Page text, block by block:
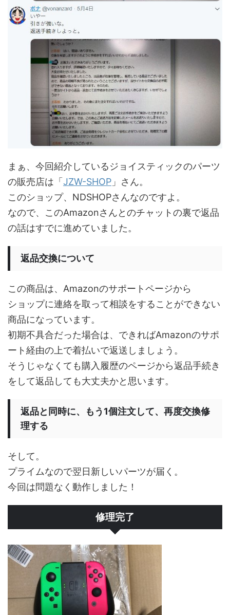
まぁ、今回紹介しているジョイスティックのパーツ
の販売店は「 JZW-SHOP 」さん。
このショップ、NDSHOPさんなのですよ。
なので、このAmazonさんとのチャットの裏で返品
の話はすでに進めていました。
返品交換について
この商品は、Amazonのサポートページから
ショップに連絡を取って相談をすることができない
商品になっています。
初期不具合だった場合は、できればAmazonのサポ
ート経由の上で着払いで返送しましょう。
そうじゃなくても購入履歴のページから返品手続き
をして返品しても大丈夫かと思います。
返品と同時に、もう1個注文して、再度交換修
理する
そして。
プライムなので翌日新しいパーツが届く。
今回は問題なく動作しました！
修理完了